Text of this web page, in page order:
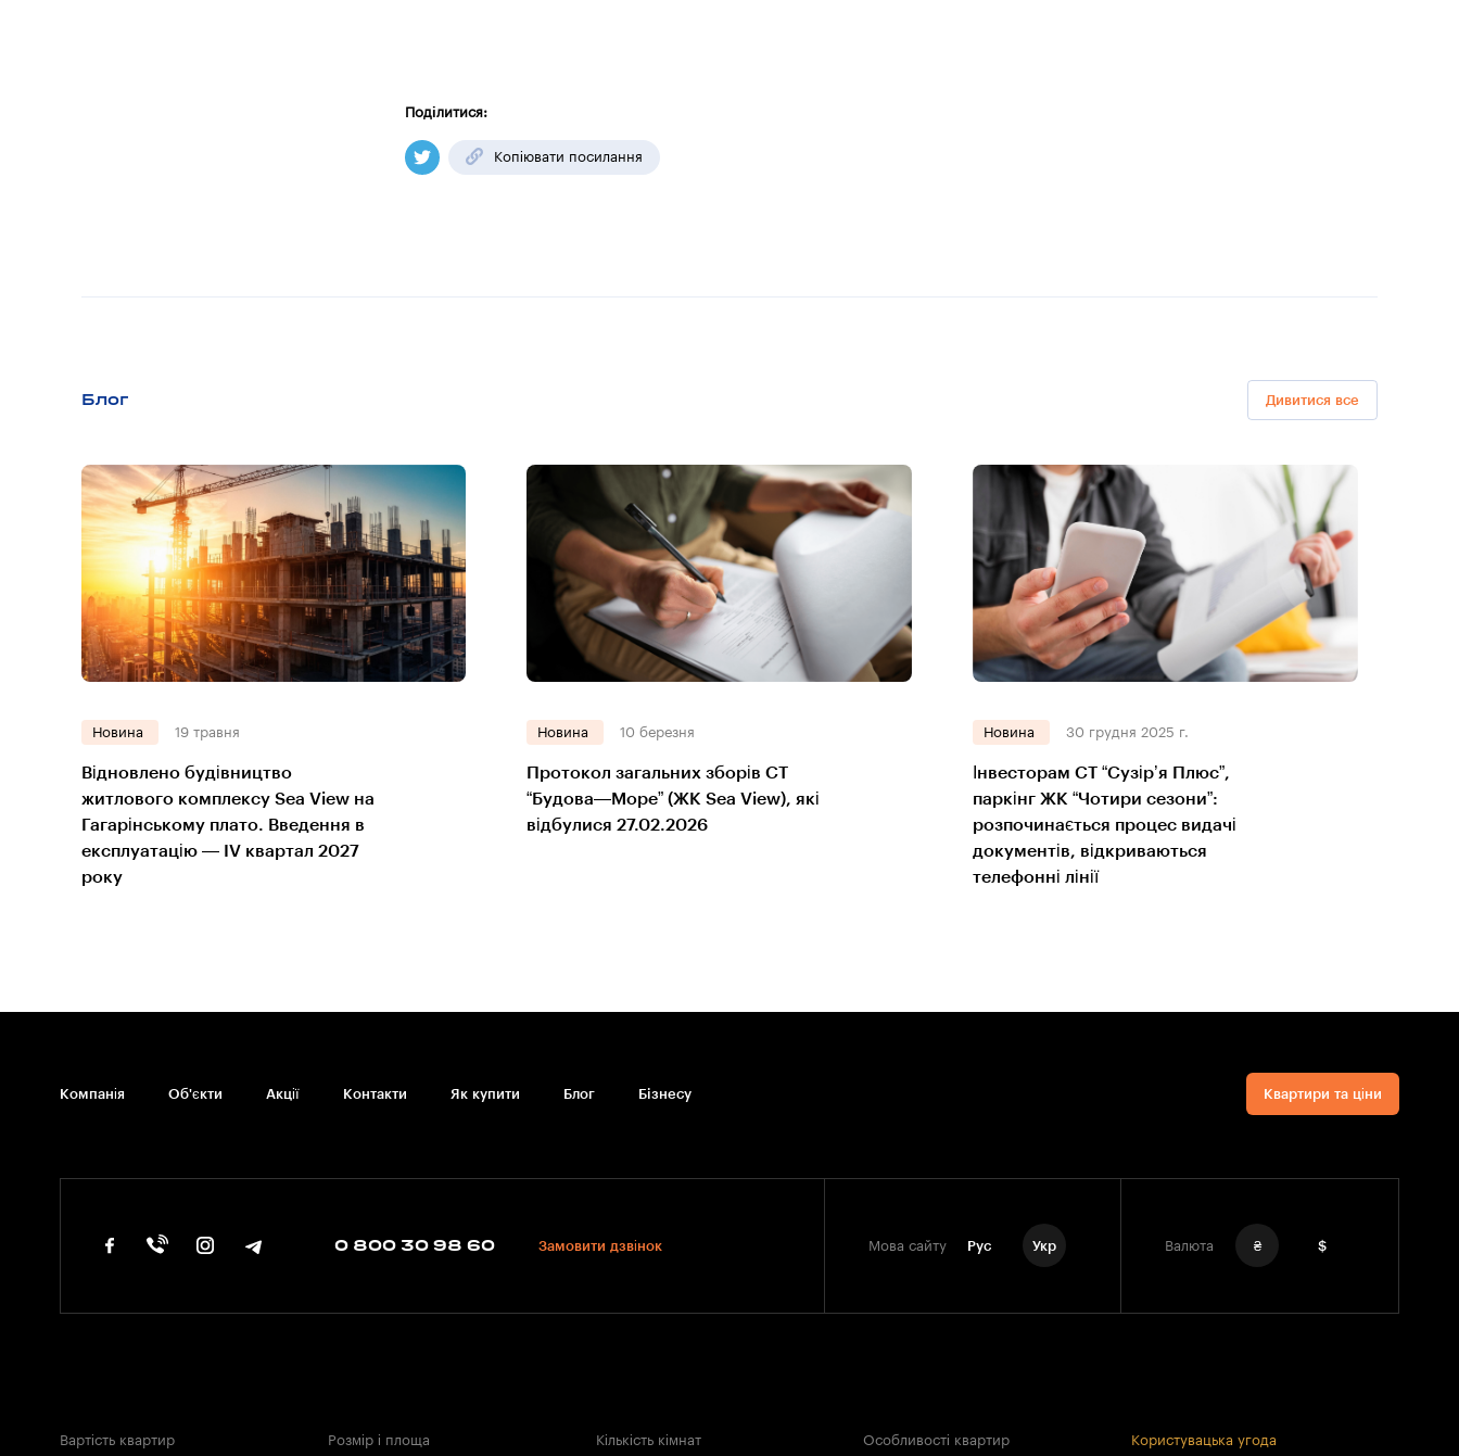
Поділитися:
Копіювати посилання
Блог Дивитися все
Новина 19 травня
Відновлено будівництво
житлового комплексу Sea View на
Гагарінському плато. Введення в
експлуатацію — IV квартал 2027
року
Новина 10 березня
Протокол загальних зборів СТ
“Будова—Море” (ЖК Sea View), які
відбулися 27.02.2026
Новина 30 грудня 2025 г.
Інвесторам СТ “Сузір’я Плюс”,
паркінг ЖК “Чотири сезони”:
розпочинається процес видачі
документів, відкриваються
телефонні лінії
Компанія Об'єкти Акції Контакти Як купити Блог Бiзнесу Квартири та ціни
0 800 30 98 60 Замовити дзвінок Мова сайту Рус Укр Валюта ₴ $
Вартість квартир Розмір і площа Кількість кімнат Особливості квартир Користувацька угода